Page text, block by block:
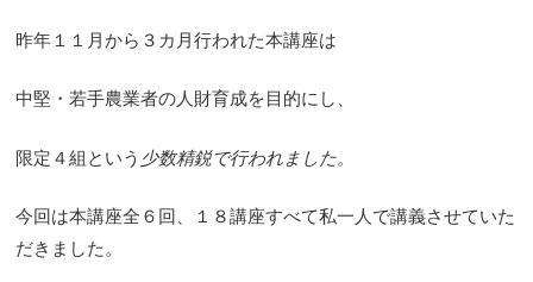
昨年１１月から３カ月行われた本講座は
中堅・若手農業者の人財育成を目的にし、
限定４組という 少数精鋭で行われました。
今回は本講座全６回、１８講座すべて私一人で講義させていた
だきました。